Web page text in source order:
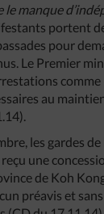
le manque
portent
pour
Le Premier
comme
au
les gardes
une
de Koh
préavis et